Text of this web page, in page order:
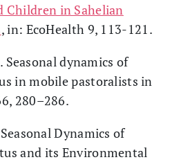
Children in Sahelian
, in: EcoHealth 9, 113-121.
Seasonal dynamics of
in mobile pastoralists in
280–286.
Dynamics of
and its Environmental